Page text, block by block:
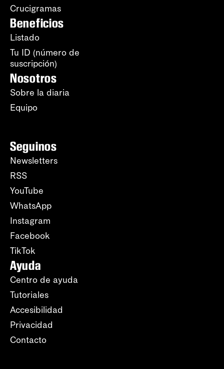
Crucigramas
Beneficios
Listado
Tu ID (número de
suscripción)
Nosotros
Sobre la diaria
Equipo
Seguinos
Newsletters
RSS
YouTube
WhatsApp
Instagram
Facebook
TikTok
Ayuda
Centro de ayuda
Tutoriales
Accesibilidad
Privacidad
Contacto